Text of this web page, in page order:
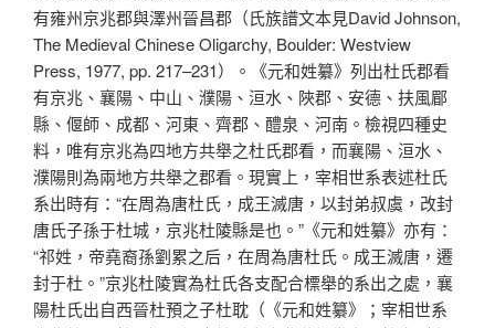
有雍州京兆郡與澤州晉昌郡（氏族譜文本見David Johnson,
The Medieval Chinese Oligarchy, Boulder: Westview
Press, 1977, pp. 217–231）。《元和姓纂》列出杜氏郡看
有京兆、襄陽、中山、濮陽、洹水、陜郡、安德、扶風郿
縣、偃師、成都、河東、齊郡、醴泉、河南。檢視四種史
料，唯有京兆為四地方共舉之杜氏郡看，而襄陽、洹水、
濮陽則為兩地方共舉之郡看。現實上，宰相世系表述杜氏
系出時有：“在周為唐杜氏，成王滅唐，以封弟叔虞，改封
唐氏子孫于杜城，京兆杜陵縣是也。”《元和姓纂》亦有：
“祁姓，帝堯裔孫劉累之后，在周為唐杜氏。成王滅唐，遷
封于杜。”京兆杜陵實為杜氏各支配合標舉的系出之處，襄
陽杜氏出自西晉杜預之子杜耽（《元和姓纂》；宰相世系